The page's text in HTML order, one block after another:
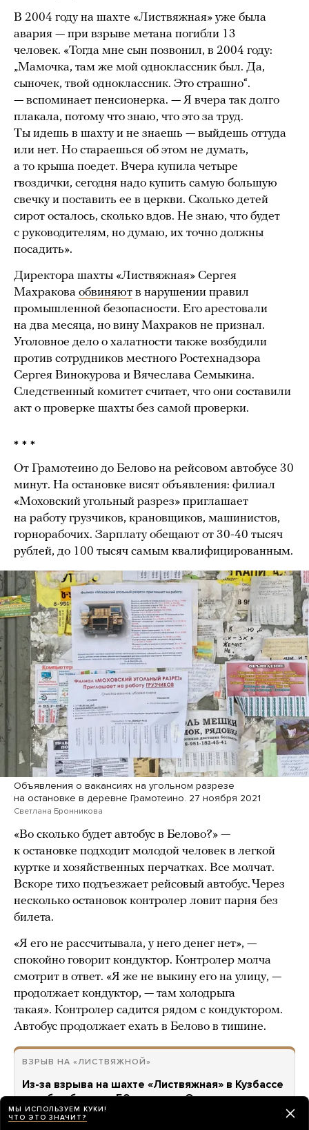
В 2004 году на шахте «Листвяжная» уже была
авария — при взрыве метана погибли 13
человек. «Тогда мне сын позвонил, в 2004 году:
„Мамочка, там же мой одноклассник был. Да,
сыночек, твой одноклассник. Это страшно“.
— вспоминает пенсионерка. — Я вчера так долго
плакала, потому что знаю, что это за труд.
Ты идешь в шахту и не знаешь — выйдешь оттуда
или нет. Но стараешься об этом не думать,
а то крыша поедет. Вчера купила четыре
гвоздички, сегодня надо купить самую большую
свечку и поставить ее в церкви. Сколько детей
сирот осталось, сколько вдов. Не знаю, что будет
с руководителям, но думаю, их точно должны
посадить».
Директора шахты «Листвяжная» Сергея
Махракова обвиняют в нарушении правил
промышленной безопасности. Его арестовали
на два месяца, но вину Махраков не признал.
Уголовное дело о халатности также возбудили
против сотрудников местного Ростехнадзора
Сергея Винокурова и Вячеслава Семыкина.
Следственный комитет считает, что они составили
акт о проверке шахты без самой проверки.
* * *
От Грамотеино до Белово на рейсовом автобусе 30
минут. На остановке висят объявления: филиал
«Моховский угольный разрез» приглашает
на работу грузчиков, крановщиков, машинистов,
горнорабочих. Зарплату обещают от 30-40 тысяч
рублей, до 100 тысяч самым квалифицированным.
Объявления о вакансиях на угольном разрезе
на остановке в деревне Грамотеино. 27 ноября 2021
Светлана Бронникова
«Во сколько будет автобус в Белово?» —
к остановке подходит молодой человек в легкой
куртке и хозяйственных перчатках. Все молчат.
Вскоре тихо подъезжает рейсовый автобус. Через
несколько остановок контролер ловит парня без
билета.
«Я его не рассчитывала, у него денег нет», —
спокойно говорит кондуктор. Контролер молча
смотрит в ответ. «Я же не выкину его на улицу, —
продолжает кондуктор, — там холодрыга
такая». Контролер садится рядом с кондуктором.
Автобус продолжает ехать в Белово в тишине.
ВЗРЫВ НА «ЛИСТВЯЖНОЙ»
Из-за взрыва на шахте «Листвяжная» в Кузбассе
погибли больше 50 человек. Один человек,
считавшийся погибшим, сам вышел
к спасателям
МЫ ИСПОЛЬЗУЕМ КУКИ!
ЧТО ЭТО ЗНАЧИТ?